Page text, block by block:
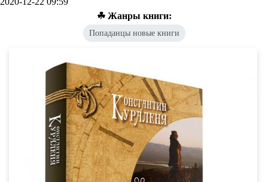
☘ Жанры книги:
Попаданцы новые книги